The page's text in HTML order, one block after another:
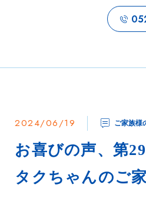
2024/06/19 ご家族様
お喜びの声、第
タクちゃんのご